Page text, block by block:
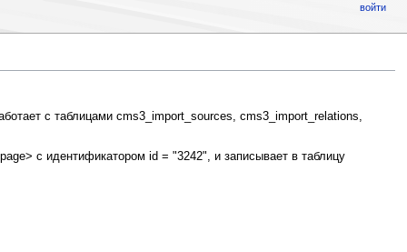
с таблицами cms3_import_sources, cms3_import_relations,
с идентификатором id = "3242", и записывает в таблицу
войти